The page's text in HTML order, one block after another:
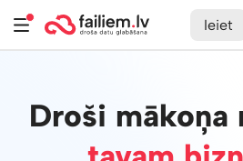
Ieiet
Droši mākoņa